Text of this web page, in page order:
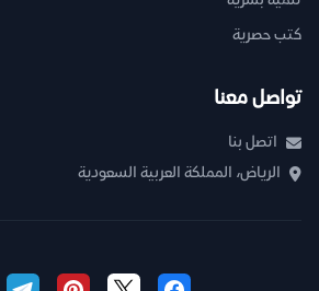
كتب حصرية
تواصل معنا
اتصل بنا
الرياض، المملكة العربية السعودية